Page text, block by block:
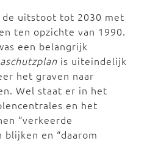
uitstoot tot 2030 met
ten opzichte van 1990.
een belangrijk
is uiteindelijk
het graven naar
Wel staat er in het
en het
“verkeerde
blijken en “daarom